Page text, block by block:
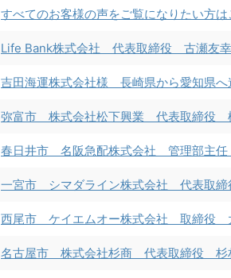
すべてのお客様の声をご覧になりたい方は
Life Bank株式会社 代表取締役 古瀬友
吉田海運株式会社様 長崎県から愛知県へ
弥富市 株式会社松下興業 代表取締役
春日井市 名阪急配株式会社 管理部主
一宮市 シマダライン株式会社 代表取
西尾市 ケイエムオー株式会社 取締役
名古屋市 株式会社杉商 代表取締役 杉